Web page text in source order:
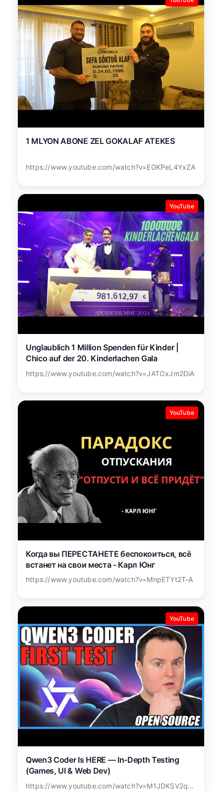
1 MLYON ABONE ZEL GOKALAF ATEKES
https://www.youtube.com/watch?v=EGKPeL4YxZA
YouTube
Unglaublich 1 Million Spenden für Kinder |
Chico auf der 20. Kinderlachen Gala
https://www.youtube.com/watch?v=JATOxJm2DiA
YouTube
Когда вы ПЕРЕСТАНЕТЕ беспокоиться, всё
встанет на свои места - Карл Юнг
https://www.youtube.com/watch?v=MnpETYt2T-A
YouTube
Qwen3 Coder Is HERE — In-Depth Testing
(Games, UI & Web Dev)
https://www.youtube.com/watch?v=M1JDKSV2q3o